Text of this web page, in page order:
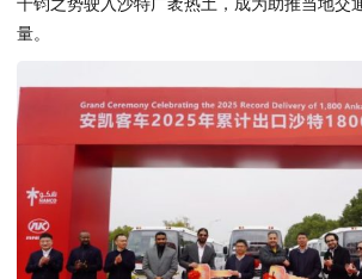
量。